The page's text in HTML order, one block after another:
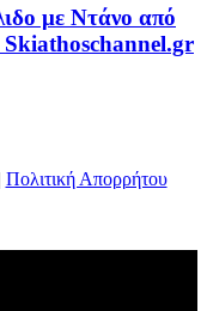
με Ντάνο από
Skiathoschannel.gr
Πολιτική Απορρήτου